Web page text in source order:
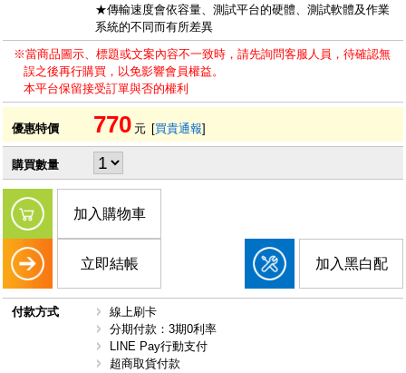
★傳輸速度會依容量、測試平台的硬體、測試軟體及作業
系統的不同而有所差異
※當商品圖示、標題或文案內容不一致時，請先詢問客服人員，待確認無
誤之後再行購買，以免影響會員權益。
本平台保留接受訂單與否的權利
優惠特價 770 元 [買貴通報]
購買數量
加入購物車
立即結帳 加入黑白配
付款方式
線上刷卡
分期付款：3期0利率
LINE Pay行動支付
超商取貨付款